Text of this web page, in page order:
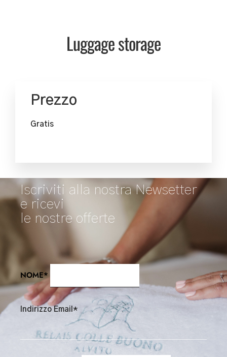
Luggage storage
Prezzo
Gratis
Iscriviti alla nostra Newsetter
e ricevi
le nostre offerte
NOME*
Indirizzo Email*